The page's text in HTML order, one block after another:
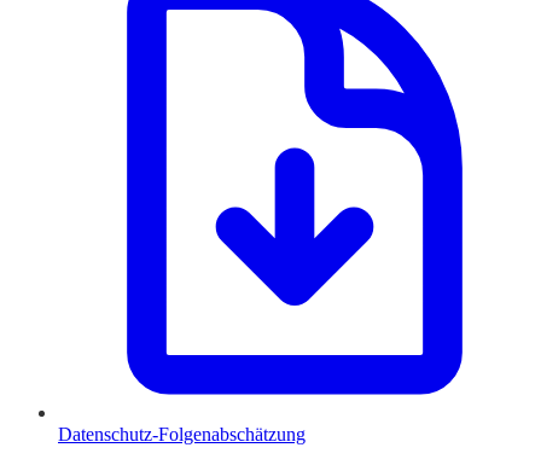
Datenschutz-Folgenabschätzung